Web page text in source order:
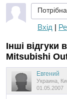
Вхід |
Інші відгуки
Mitsubishi
Евгений
Украина,
01.05.2007